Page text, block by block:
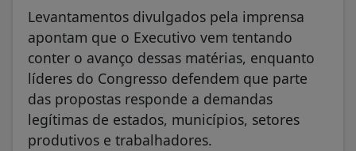
Levantamentos divulgados pela imprensa
apontam que o Executivo vem tentando
conter o avanço dessas matérias, enquanto
líderes do Congresso defendem que parte
das propostas responde a demandas
legítimas de estados, municípios, setores
produtivos e trabalhadores.